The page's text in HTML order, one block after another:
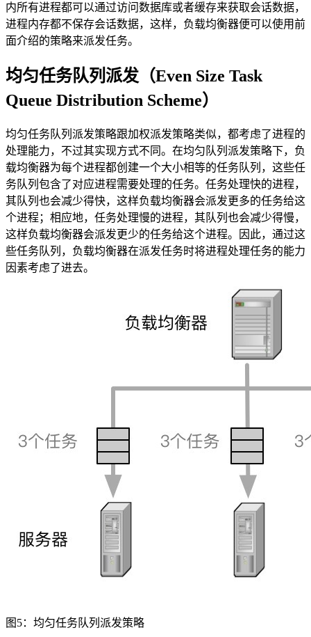
内所有进程都可以通过访问数据库或者缓存来获取会话数据，
进程内存都不保存会话数据，这样，负载均衡器便可以使用前
面介绍的策略来派发任务。
均匀任务队列派发（Even Size Task
Queue Distribution Scheme）
均匀任务队列派发策略跟加权派发策略类似，都考虑了进程的
处理能力，不过其实现方式不同。在均匀队列派发策略下，负
载均衡器为每个进程都创建一个大小相等的任务队列，这些任
务队列包含了对应进程需要处理的任务。任务处理快的进程，
其队列也会减少得快，这样负载均衡器会派发更多的任务给这
个进程；相应地，任务处理慢的进程，其队列也会减少得慢，
这样负载均衡器会派发更少的任务给这个进程。因此，通过这
些任务队列，负载均衡器在派发任务时将进程处理任务的能力
因素考虑了进去。
图5：均匀任务队列派发策略